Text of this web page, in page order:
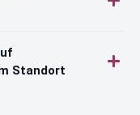
Standort